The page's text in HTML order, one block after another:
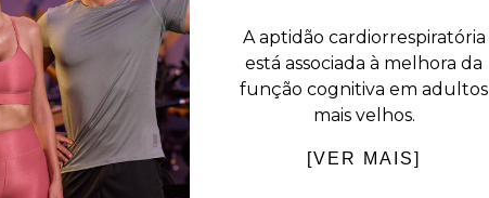
A aptidão cardiorrespiratória
está associada à melhora da
função cognitiva em adultos
mais velhos.
[VER MAIS]